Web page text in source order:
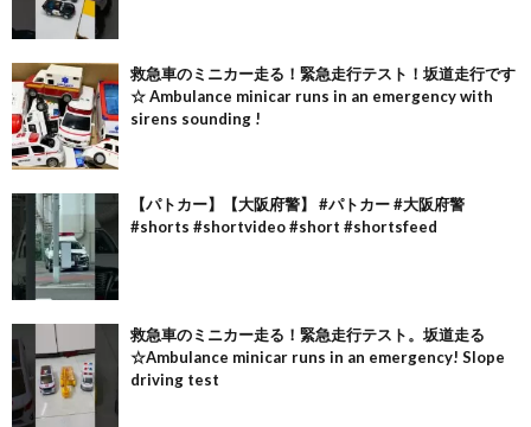
救急車のミニカー走る！緊急走行テスト！坂道走行です
☆ Ambulance minicar runs in an emergency with
sirens sounding !
【パトカー】【大阪府警】 #パトカー #大阪府警
#shorts #shortvideo #short #shortsfeed
救急車のミニカー走る！緊急走行テスト。坂道走る
☆Ambulance minicar runs in an emergency! Slope
driving test